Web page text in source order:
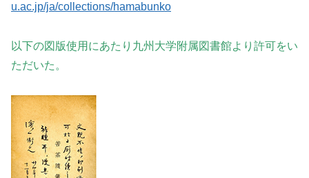
u.ac.jp/ja/collections/hamabunko
以下の図版使用にあたり九州大学附属図書館より許可をい
ただいた。